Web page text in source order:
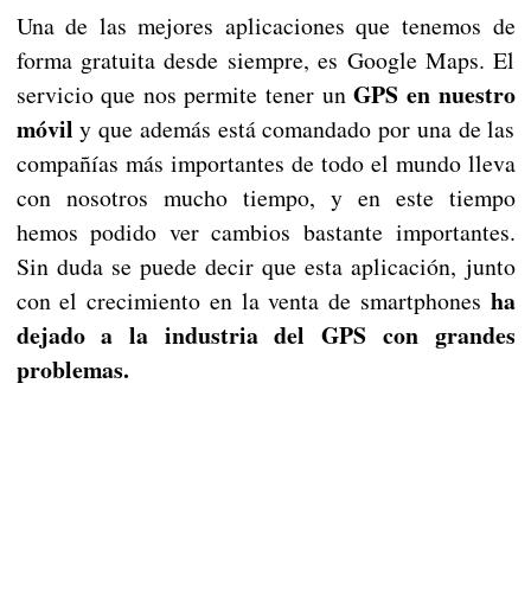
Una de las mejores aplicaciones que tenemos de
forma gratuita desde siempre, es Google Maps. El
servicio que nos permite tener unGPS en nuestro
móvil y que además está comandado por una de las
compañías más importantes de todo el mundo lleva
con nosotros mucho tiempo, y en este tiempo
hemos podido ver cambios bastante importantes.
Sin duda se puede decir que esta aplicación, junto
con el crecimiento en la venta de smartphones ha
dejado a la industria del GPS con grandes
problemas.